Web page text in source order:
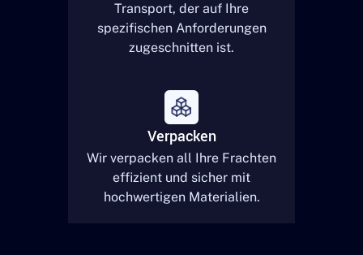
Transport, der auf Ihre
spezifischen Anforderungen
zugeschnitten ist.
Verpacken
Wir verpacken all Ihre Frachten
effizient und sicher mit
hochwertigen Materialien.